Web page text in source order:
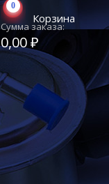
0
Корзина
Сумма заказа:
0,00 ₽